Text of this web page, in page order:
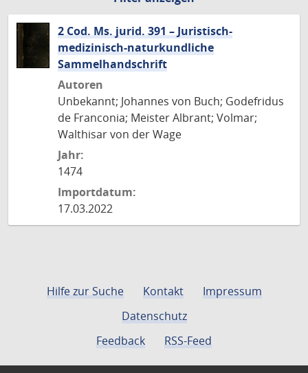
2 Cod. Ms. jurid. 391 – Juristisch-
medizinisch-naturkundliche
Sammelhandschrift
Autoren
Unbekannt; Johannes von Buch; Godefridus
de Franconia; Meister Albrant; Volmar;
Walthisar von der Wage
Jahr:
1474
Importdatum:
17.03.2022
Hilfe zur Suche Kontakt
Impressum
Datenschutz
Feedback
RSS-Feed